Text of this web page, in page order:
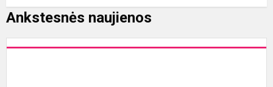
Ankstesnės naujienos